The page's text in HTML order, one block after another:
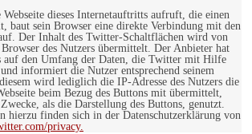
Webseite dieses Internetauftritts aufruft, die einen
baut sein Browser eine direkte Verbindung mit den
Der Inhalt des Twitter-Schaltflächen wird von
des Nutzers übermittelt. Der Anbieter hat
auf den Umfang der Daten, die Twitter mit Hilfe
informiert die Nutzer entsprechend seinem
wird lediglich die IP-Adresse des Nutzers die
beim Bezug des Buttons mit übermittelt,
als die Darstellung des Buttons, genutzt.
hierzu finden sich in der Datenschutzerklärung von
privacy.